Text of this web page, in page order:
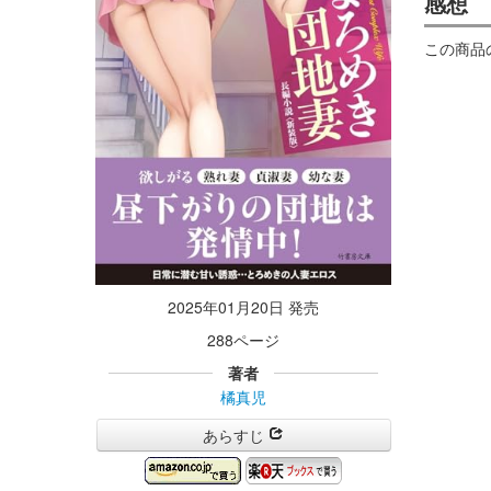
2025年01月20日 発売
288ページ
著者
橘真児
あらすじ
この商品